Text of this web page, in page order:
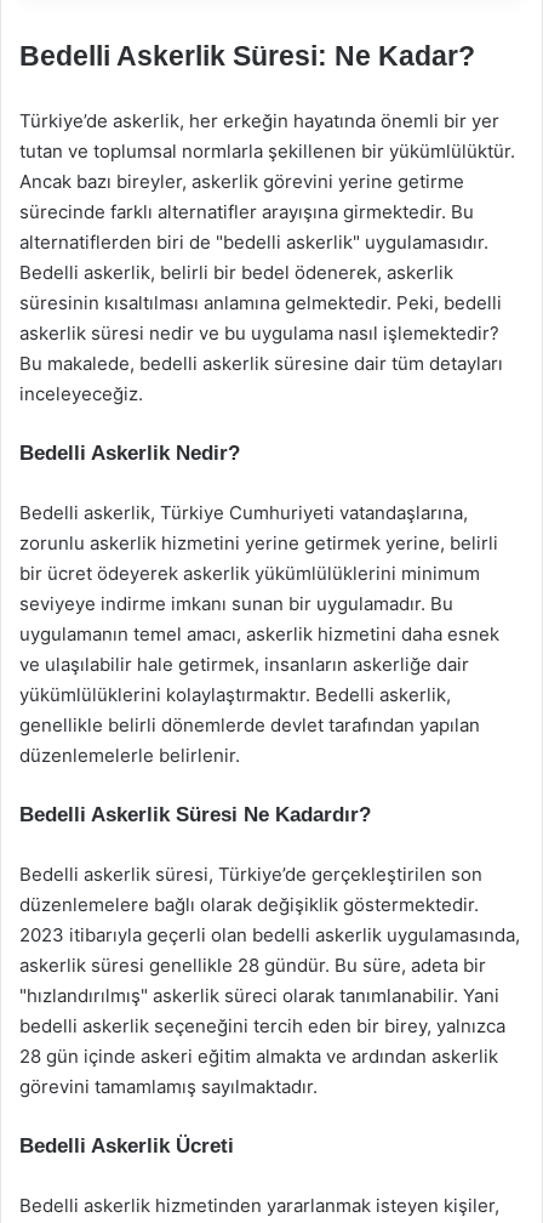
Bedelli Askerlik Süresi: Ne Kadar?
Türkiye’de askerlik, her erkeğin hayatında önemli bir yer
tutan ve toplumsal normlarla şekillenen bir yükümlülüktür.
Ancak bazı bireyler, askerlik görevini yerine getirme
sürecinde farklı alternatifler arayışına girmektedir. Bu
alternatiflerden biri de "bedelli askerlik" uygulamasıdır.
Bedelli askerlik, belirli bir bedel ödenerek, askerlik
süresinin kısaltılması anlamına gelmektedir. Peki, bedelli
askerlik süresi nedir ve bu uygulama nasıl işlemektedir?
Bu makalede, bedelli askerlik süresine dair tüm detayları
inceleyeceğiz.
Bedelli Askerlik Nedir?
Bedelli askerlik, Türkiye Cumhuriyeti vatandaşlarına,
zorunlu askerlik hizmetini yerine getirmek yerine, belirli
bir ücret ödeyerek askerlik yükümlülüklerini minimum
seviyeye indirme imkanı sunan bir uygulamadır. Bu
uygulamanın temel amacı, askerlik hizmetini daha esnek
ve ulaşılabilir hale getirmek, insanların askerliğe dair
yükümlülüklerini kolaylaştırmaktır. Bedelli askerlik,
genellikle belirli dönemlerde devlet tarafından yapılan
düzenlemelerle belirlenir.
Bedelli Askerlik Süresi Ne Kadardır?
Bedelli askerlik süresi, Türkiye’de gerçekleştirilen son
düzenlemelere bağlı olarak değişiklik göstermektedir.
2023 itibarıyla geçerli olan bedelli askerlik uygulamasında,
askerlik süresi genellikle 28 gündür. Bu süre, adeta bir
"hızlandırılmış" askerlik süreci olarak tanımlanabilir. Yani
bedelli askerlik seçeneğini tercih eden bir birey, yalnızca
28 gün içinde askeri eğitim almakta ve ardından askerlik
görevini tamamlamış sayılmaktadır.
Bedelli Askerlik Ücreti
Bedelli askerlik hizmetinden yararlanmak isteyen kişiler,